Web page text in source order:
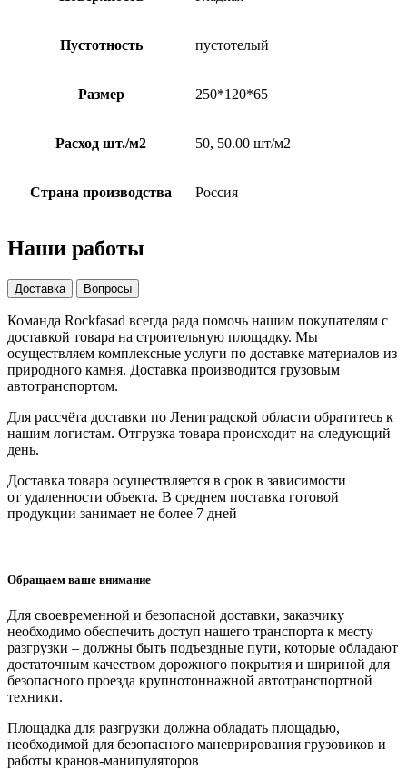
Пустотность пустотелый
Размер 250*120*65
Расход шт./м2 50, 50.00 шт/м2
Страна производства Россия
Наши работы
Доставка Вопросы
Команда Rockfasad всегда рада помочь нашим покупателям с
доставкой товара на строительную площадку. Мы
осуществляем комплексные услуги по доставке материалов из
природного камня. Доставка производится грузовым
автотранспортом.
Для рассчёта доставки по Лениградской области обратитесь к
нашим логистам. Отгрузка товара происходит на следующий
день.
Доставка товара осуществляется в срок в зависимости
от удаленности объекта. В среднем поставка готовой
продукции занимает не более 7 дней
Обращаем ваше внимание
Для своевременной и безопасной доставки, заказчику
необходимо обеспечить доступ нашего транспорта к месту
разгрузки – должны быть подъездные пути, которые обладают
достаточным качеством дорожного покрытия и шириной для
безопасного проезда крупнотоннажной автотранспортной
техники.
Площадка для разгрузки должна обладать площадью,
необходимой для безопасного маневрирования грузовиков и
работы кранов-манипуляторов